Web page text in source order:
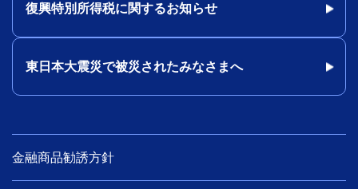
復興特別所得税に関するお知らせ
東日本大震災で被災されたみなさまへ
金融商品勧誘方針